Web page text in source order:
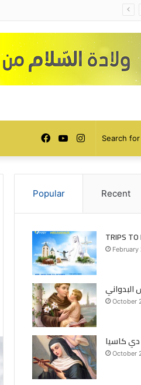
Instagram
YouTube
Facebook
Popular Recent
TRIPS TO
February
البدواني
October
دي كاسيا
October